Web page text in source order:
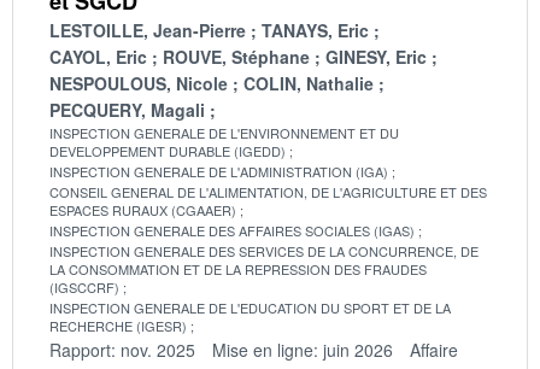
LESTOILLE, Jean-Pierre
TANAYS, Eric
CAYOL, Eric
ROUVE, Stéphane
GINESY, Eric
NESPOULOUS, Nicole
COLIN, Nathalie
PECQUERY, Magali
INSPECTION GENERALE DE L'ENVIRONNEMENT ET DU
DEVELOPPEMENT DURABLE (IGEDD)
INSPECTION GENERALE DE L'ADMINISTRATION (IGA)
CONSEIL GENERAL DE L'ALIMENTATION, DE L'AGRICULTURE ET DES
ESPACES RURAUX (CGAAER)
INSPECTION GENERALE DES AFFAIRES SOCIALES (IGAS)
INSPECTION GENERALE DES SERVICES DE LA CONCURRENCE, DE
LA CONSOMMATION ET DE LA REPRESSION DES FRAUDES
(IGSCCRF)
INSPECTION GENERALE DE L'EDUCATION DU SPORT ET DE LA
RECHERCHE (IGESR)
Rapport: nov. 2025 Mise en ligne: juin 2026
Affaire